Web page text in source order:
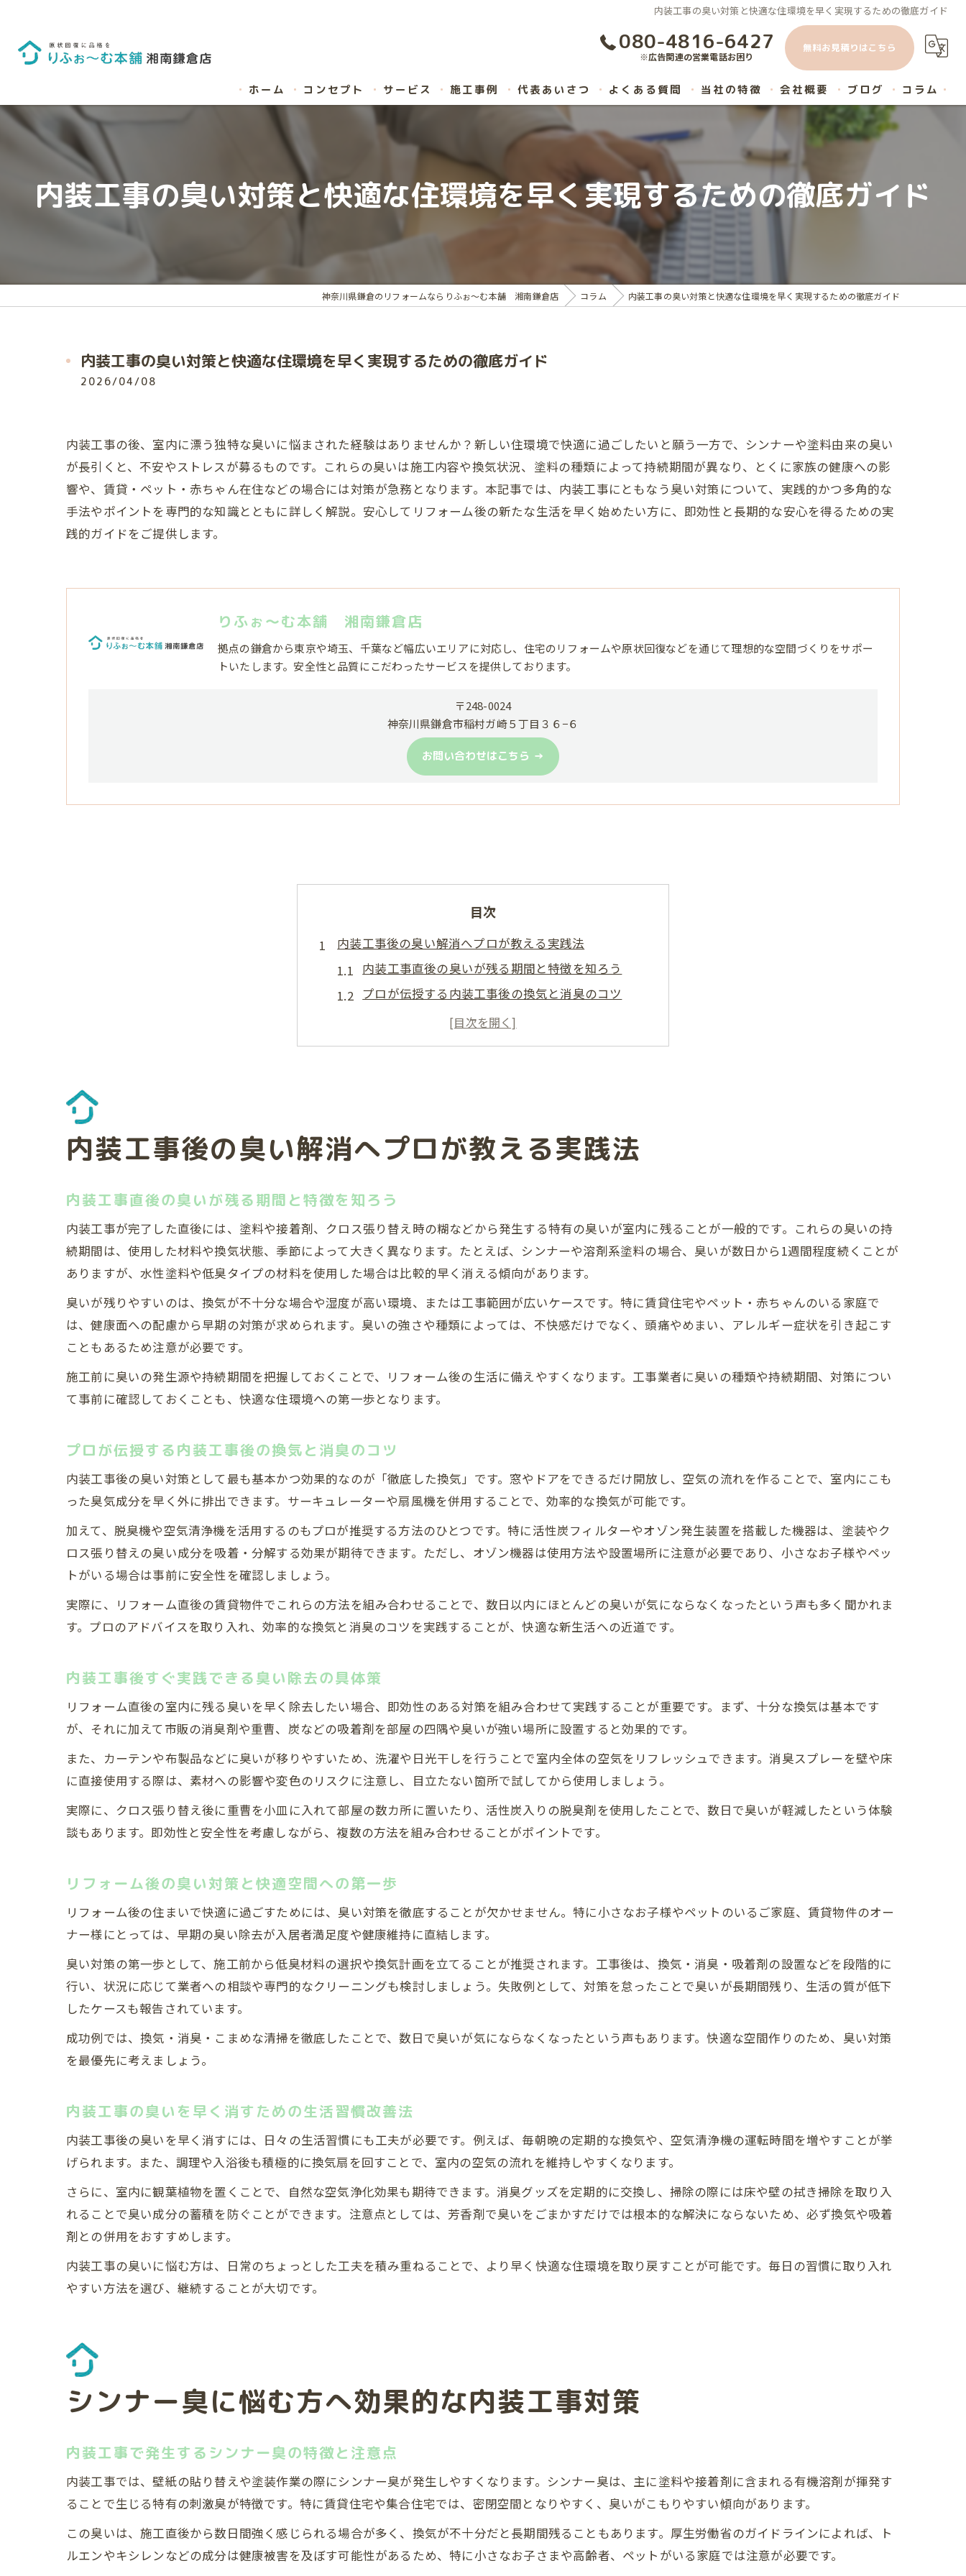
内装工事の臭い対策と快適な住環境を早く実現するための徹底ガイド
080-4816-6427
※広告関連の営業電話お困り
無料お見積りはこちら
ホーム コンセプト サービス 施工事例 代表あいさつ よくある質問 当社の特徴
内装工事
ハウスクリーニング
マンション
会社概要 ブログ コラム
内装工事の臭い対策と快適な住環境を早く実現するための徹底ガイド
神奈川県鎌倉のリフォームならりふぉ～む本舗 湘南鎌倉店 コラム 内装工事の臭い対策と快適な住環境を早く実現するための徹底ガイド
内装工事の臭い対策と快適な住環境を早く実現するための徹底ガイド
2026/04/08
内装工事の後、室内に漂う独特な臭いに悩まされた経験はありませんか？新しい住環境で快適に過ごしたいと願う一方で、シンナーや塗料由来の臭い
が長引くと、不安やストレスが募るものです。これらの臭いは施工内容や換気状況、塗料の種類によって持続期間が異なり、とくに家族の健康への影
響や、賃貸・ペット・赤ちゃん在住などの場合には対策が急務となります。本記事では、内装工事にともなう臭い対策について、実践的かつ多角的な
手法やポイントを専門的な知識とともに詳しく解説。安心してリフォーム後の新たな生活を早く始めたい方に、即効性と長期的な安心を得るための実
践的ガイドをご提供します。
りふぉ～む本舗 湘南鎌倉店
拠点の鎌倉から東京や埼玉、千葉など幅広いエリアに対応し、住宅のリフォームや原状回復などを通じて理想的な空間づくりをサポー
トいたします。安全性と品質にこだわったサービスを提供しております。
〒248-0024
神奈川県鎌倉市稲村ガ崎５丁目３６−６
お問い合わせはこちら
目次
内装工事後の臭い解消へプロが教える実践法
内装工事直後の臭いが残る期間と特徴を知ろう
プロが伝授する内装工事後の換気と消臭のコツ
内装工事後すぐ実践できる臭い除去の具体策
リフォーム後の臭い対策と快適空間への第一歩
シンナー臭を早く消すための内装工事後の対応法
シンナー臭が残る場合の専門家への相談ポイント
家族の健康を守る内装工事シンナー臭対策の実践
賃貸やリフォーム後の室内臭い対策とは
賃貸住宅で内装工事後の臭いが気になる理由
リフォーム後の臭いを最小限にする内装工事の工夫
室内に残る臭い対策で重視すべきポイント総まとめ
リフォーム後の臭い除去に役立つ定番アイテムとは
家族の健康を守るための内装工事臭い除去術
健康被害を防ぐための内装工事臭い対策の要点
内装工事後すぐできる健康重視の臭い除去方法
赤ちゃんやペットがいる家庭の臭い対策ガイド
内装工事臭が体調不良の原因になるケースと対策
クロス張り替え時に役立つ臭いの抑え方ガイド
クロス張り替えで臭いを抑える選び方と工夫
内装工事後のクロス臭い除去に効果的なグッズ
リフォーム後のクロス臭いが長引く場合の対処法
快適な住環境のために今すぐできる臭い対策
内装工事後も快適に過ごすための臭い対策習慣
住環境を守る内装工事後の安全な消臭アイデア
内装工事後の臭いを防ぐためにできる換気術
内装工事後の臭い解消へプロが教える実践法
内装工事直後の臭いが残る期間と特徴を知ろう
内装工事が完了した直後には、塗料や接着剤、クロス張り替え時の糊などから発生する特有の臭いが室内に残ることが一般的です。これらの臭いの持
続期間は、使用した材料や換気状態、季節によって大きく異なります。たとえば、シンナーや溶剤系塗料の場合、臭いが数日から1週間程度続くことが
ありますが、水性塗料や低臭タイプの材料を使用した場合は比較的早く消える傾向があります。
臭いが残りやすいのは、換気が不十分な場合や湿度が高い環境、または工事範囲が広いケースです。特に賃貸住宅やペット・赤ちゃんのいる家庭で
は、健康面への配慮から早期の対策が求められます。臭いの強さや種類によっては、不快感だけでなく、頭痛やめまい、アレルギー症状を引き起こす
こともあるため注意が必要です。
施工前に臭いの発生源や持続期間を把握しておくことで、リフォーム後の生活に備えやすくなります。工事業者に臭いの種類や持続期間、対策につい
て事前に確認しておくことも、快適な住環境への第一歩となります。
プロが伝授する内装工事後の換気と消臭のコツ
内装工事後の臭い対策として最も基本かつ効果的なのが「徹底した換気」です。窓やドアをできるだけ開放し、空気の流れを作ることで、室内にこも
った臭気成分を早く外に排出できます。サーキュレーターや扇風機を併用することで、効率的な換気が可能です。
加えて、脱臭機や空気清浄機を活用するのもプロが推奨する方法のひとつです。特に活性炭フィルターやオゾン発生装置を搭載した機器は、塗装やク
ロス張り替えの臭い成分を吸着・分解する効果が期待できます。ただし、オゾン機器は使用方法や設置場所に注意が必要であり、小さなお子様やペッ
トがいる場合は事前に安全性を確認しましょう。
実際に、リフォーム直後の賃貸物件でこれらの方法を組み合わせることで、数日以内にほとんどの臭いが気にならなくなったという声も多く聞かれま
す。プロのアドバイスを取り入れ、効率的な換気と消臭のコツを実践することが、快適な新生活への近道です。
内装工事後すぐ実践できる臭い除去の具体策
リフォーム直後の室内に残る臭いを早く除去したい場合、即効性のある対策を組み合わせて実践することが重要です。まず、十分な換気は基本です
が、それに加えて市販の消臭剤や重曹、炭などの吸着剤を部屋の四隅や臭いが強い場所に設置すると効果的です。
また、カーテンや布製品などに臭いが移りやすいため、洗濯や日光干しを行うことで室内全体の空気をリフレッシュできます。消臭スプレーを壁や床
に直接使用する際は、素材への影響や変色のリスクに注意し、目立たない箇所で試してから使用しましょう。
実際に、クロス張り替え後に重曹を小皿に入れて部屋の数カ所に置いたり、活性炭入りの脱臭剤を使用したことで、数日で臭いが軽減したという体験
談もあります。即効性と安全性を考慮しながら、複数の方法を組み合わせることがポイントです。
リフォーム後の臭い対策と快適空間への第一歩
リフォーム後の住まいで快適に過ごすためには、臭い対策を徹底することが欠かせません。特に小さなお子様やペットのいるご家庭、賃貸物件のオー
ナー様にとっては、早期の臭い除去が入居者満足度や健康維持に直結します。
臭い対策の第一歩として、施工前から低臭材料の選択や換気計画を立てることが推奨されます。工事後は、換気・消臭・吸着剤の設置などを段階的に
行い、状況に応じて業者への相談や専門的なクリーニングも検討しましょう。失敗例として、対策を怠ったことで臭いが長期間残り、生活の質が低下
したケースも報告されています。
成功例では、換気・消臭・こまめな清掃を徹底したことで、数日で臭いが気にならなくなったという声もあります。快適な空間作りのため、臭い対策
を最優先に考えましょう。
内装工事の臭いを早く消すための生活習慣改善法
内装工事後の臭いを早く消すには、日々の生活習慣にも工夫が必要です。例えば、毎朝晩の定期的な換気や、空気清浄機の運転時間を増やすことが挙
げられます。また、調理や入浴後も積極的に換気扇を回すことで、室内の空気の流れを維持しやすくなります。
さらに、室内に観葉植物を置くことで、自然な空気浄化効果も期待できます。消臭グッズを定期的に交換し、掃除の際には床や壁の拭き掃除を取り入
れることで臭い成分の蓄積を防ぐことができます。注意点としては、芳香剤で臭いをごまかすだけでは根本的な解決にならないため、必ず換気や吸着
剤との併用をおすすめします。
内装工事の臭いに悩む方は、日常のちょっとした工夫を積み重ねることで、より早く快適な住環境を取り戻すことが可能です。毎日の習慣に取り入れ
やすい方法を選び、継続することが大切です。
シンナー臭に悩む方へ効果的な内装工事対策
内装工事で発生するシンナー臭の特徴と注意点
内装工事では、壁紙の貼り替えや塗装作業の際にシンナー臭が発生しやすくなります。シンナー臭は、主に塗料や接着剤に含まれる有機溶剤が揮発す
ることで生じる特有の刺激臭が特徴です。特に賃貸住宅や集合住宅では、密閉空間となりやすく、臭いがこもりやすい傾向があります。
この臭いは、施工直後から数日間強く感じられる場合が多く、換気が不十分だと長期間残ることもあります。厚生労働省のガイドラインによれば、ト
ルエンやキシレンなどの成分は健康被害を及ぼす可能性があるため、特に小さなお子さまや高齢者、ペットがいる家庭では注意が必要です。
無料お見積りはこちら
無料お見積りはこちら